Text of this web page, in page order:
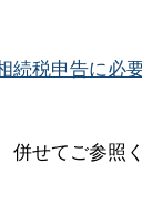
続税申告に必
併せてご参照